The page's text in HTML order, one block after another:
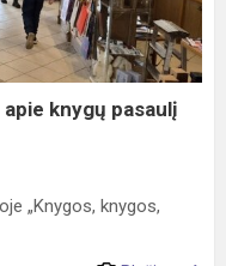
knygų pasaulį
„Knygos, knygos,